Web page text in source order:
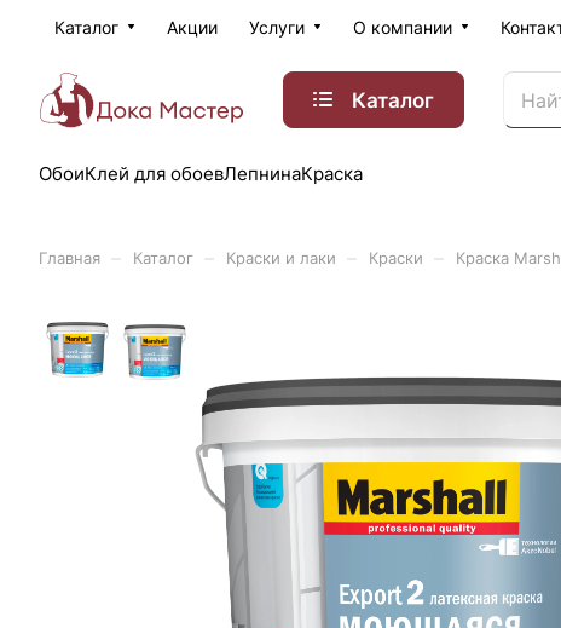
Каталог Акции Услуги О компании
Каталог
ОбоиКлей для обоевЛепнинаКраска
Главная Каталог Краски и лаки Краски Краска